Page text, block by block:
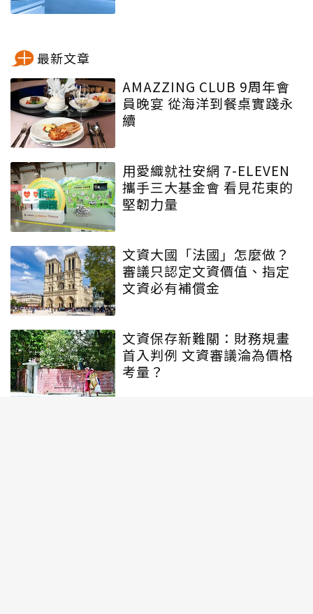
最新文章
AMAZZING CLUB 9周年會
員晚宴 從海洋到餐桌實踐永
續
用愛織就社安網 7-ELEVEN
攜手三大基金會 看見花東的
堅韌力量
文資大國「法國」怎麼做？
審議只認定文資價值、指定
文資必有補償金
文資保存新難關：財務規畫
首入判例 文資審議淪為價格
考量？